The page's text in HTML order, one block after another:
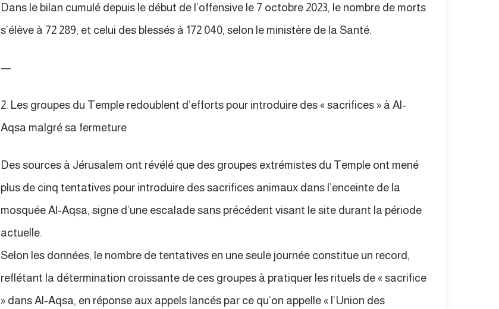
Dans le bilan cumulé depuis le début de l’offensive le 7 octobre 2023, le nombre de morts
s’élève à 72 289, et celui des blessés à 172 040, selon le ministère de la Santé.
—
2. Les groupes du Temple redoublent d’efforts pour introduire des « sacrifices » à Al-
Aqsa malgré sa fermeture
Des sources à Jérusalem ont révélé que des groupes extrémistes du Temple ont mené
plus de cinq tentatives pour introduire des sacrifices animaux dans l’enceinte de la
mosquée Al-Aqsa, signe d’une escalade sans précédent visant le site durant la période
actuelle.
Selon les données, le nombre de tentatives en une seule journée constitue un record,
reflétant la détermination croissante de ces groupes à pratiquer les rituels de « sacrifice
» dans Al-Aqsa, en réponse aux appels lancés par ce qu’on appelle « l’Union des